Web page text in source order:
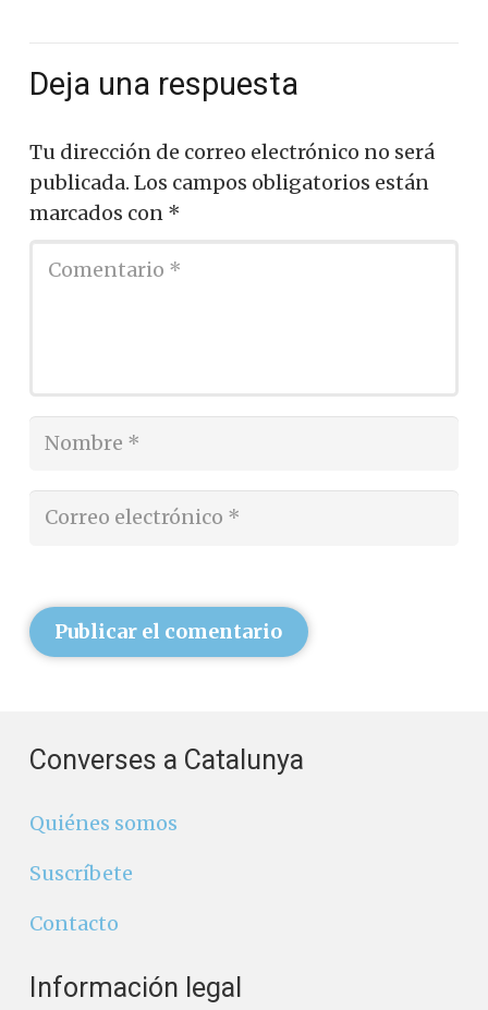
Deja una respuesta
Tu dirección de correo electrónico no será
publicada. Los campos obligatorios están
marcados con *
Publicar el comentario
Converses a Catalunya
Quiénes somos
Suscríbete
Contacto
Información legal